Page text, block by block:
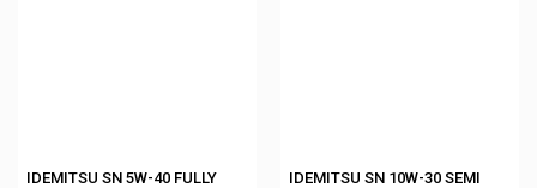
IDEMITSU SN 5W-40 FULLY
IDEMITSU SN 10W-30 SEMI